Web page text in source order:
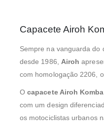
Capacete Airoh
Sempre na vanguarda do
desde 1986, Airoh
com homologação 2206, o
Ocapacete Airoh
com um design
os motociclistas urbanos